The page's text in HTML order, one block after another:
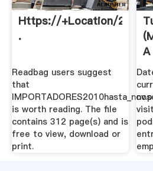
Https://+Location/
.
Readbag users suggest
that
is worth reading. The file
contains 312 page(s) and is
free to view, download or
print.
A